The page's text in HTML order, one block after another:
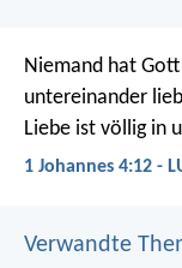
Niemand hat
untereinander
Liebe ist völlig in
1 Johannes 4:12 -
Verwandte